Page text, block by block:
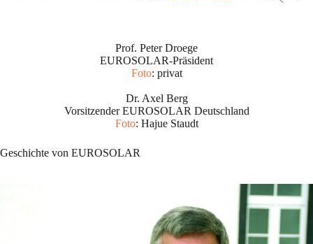
Prof. Peter Droege
EUROSOLAR-Präsident
Foto: privat
Dr. Axel Berg
Vorsitzender EUROSOLAR Deutschland
Foto: Hajue Staudt
Geschichte von EUROSOLAR